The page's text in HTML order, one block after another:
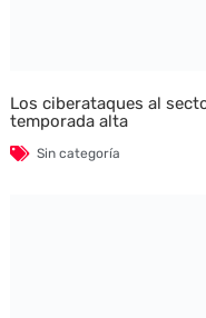
Los ciberataques al
temporada alta
Sin categoría